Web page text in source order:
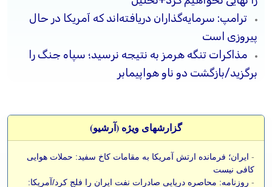
ترامپ: سرمایه‌گذاران دریافته‌اند که آمریکا در حال
پیروزی است
مذاکرات تنگه هرمز به نتیجه نرسید؛ سپاه جنگ را
برگزید/بازگشت دو ناو هواپیمابر
گزارشهای ویژه (آرشيو)
- ایران؛ فرمانده ارتش آمریکا به مقامات کاخ سفید: حملات هوایی
کافی نیست
- روزنامه: محاصره دریایی صادرات نفت ایران را فلج کرد/آمریکا: